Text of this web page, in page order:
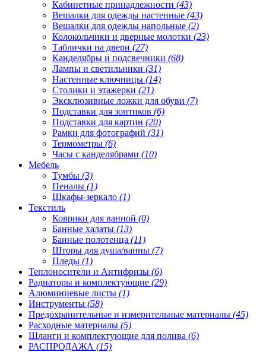
Кабинетные принадлежности (43)
Вешалки для одежды настенные (43)
Вешалки для одежды напольные (2)
Колокольчики и дверные молотки (23)
Таблички на двери (27)
Канделябры и подсвечники (68)
Лампы и светильники (31)
Настенные ключницы (14)
Столики и этажерки (21)
Эксклюзивные ложки для обуви (7)
Подставки для зонтиков (6)
Подставки для картин (20)
Рамки для фотографий (31)
Термометры (6)
Часы с канделябрами (10)
Мебель
Тумбы (3)
Пеналы (1)
Шкафы-зеркало (1)
Текстиль
Коврики для ванной (0)
Банные халаты (13)
Банные полотенца (11)
Шторы для душа/ванны (7)
Пледы (1)
Теплоносители и Антифризы (6)
Радиаторы и комплектующие (29)
Алюминиевые листы (1)
Инструменты (58)
Предохранительные и измерительные материалы (45)
Расходные материалы (5)
Шланги и комплектующие для полива (6)
РАСПРОДАЖА (15)